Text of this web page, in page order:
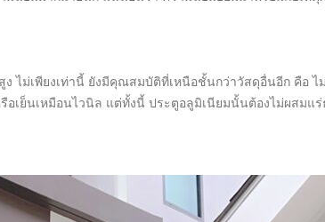
ไม่เพียงเท่านี้ ยังมีคุณสมบัติที่เหนือชั้นกว่าวัสดุอื่นอีก คือ ไ
อเย็นเหมือนไวนิล แต่ทั้งนี้ ประตูอลูมิเนียมนั้นต้องไม่ผสมแ